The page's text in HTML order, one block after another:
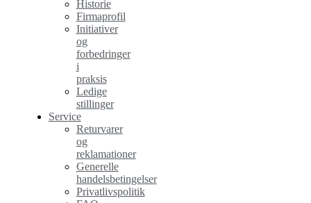
Historie
Firmaprofil
Initiativer
og
forbedringer
i
praksis
Ledige
stillinger
Service
Returvarer
og
reklamationer
Generelle
handelsbetingelser
Privatlivspolitik